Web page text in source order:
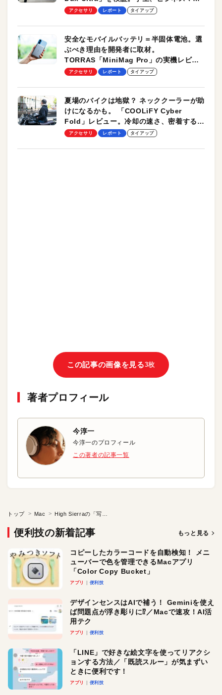
のモバイルユースに最適！
アクセサリ レポート タイアップ
安全なモバイルバッテリ＝半固体電池。選
ぶべき理由を開発者に取材。
TORRAS「MiniMag Pro」の実機レビュ
ーも
アクセサリ レポート タイアップ
夏場のバイクは地獄？ ネッククーラーが助
けになるかも。 「COOLiFY Cyber
Fold」レビュー。冷却の速さ、密着する冷
却プレート、シンプルな操作性がグッド！
アクセサリ レポート タイアップ
この記事の画像を見る3枚
著者プロフィール
今淳一
今淳一のプロフィール
この著者の記事一覧
トップ Mac
便利技の新着記事 もっと見る
コピーしたカラーコードを自動検知！ メニ
ューバーで色を管理できるMacアプリ
「Color Copy Bucket」
アプリ 便利技
デザインセンスはAIで補う！ Geminiを使え
ば問題点が浮き彫りに⁉︎／Macで速攻！AI活
用テク
アプリ 便利技
「LINE」で好きな絵文字を使ってリアクシ
ョンする方法／「既読スルー」が気まずい
ときに便利です！
アプリ 便利技